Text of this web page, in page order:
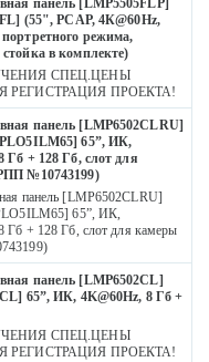
панель [LMP5505FLP]
(55", PCAP, 4К@60Hz,
режима,
в комплекте)
СПЕЦ.ЦЕНЫ
РЕГИСТРАЦИЯ ПРОЕКТА!
панель [LMP6502CLRU]
65”, ИК,
Гб + 128 Гб, слот для
№10743199)
панель [LMP6502CLRU]
65”, ИК,
Гб + 128 Гб, слот для камеры
панель [LMP6502CL]
65”, ИК, 4K@60Hz, 8 Гб +
СПЕЦ.ЦЕНЫ
РЕГИСТРАЦИЯ ПРОЕКТА!